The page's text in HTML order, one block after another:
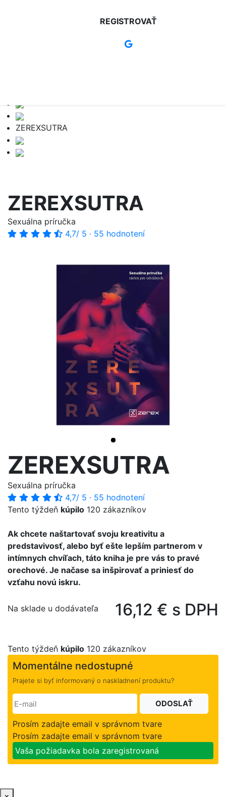
REGISTROVAŤ
ZEREXSUTRA
ZEREXSUTRA
Sexuálna príručka
4,7/ 5 · 55 hodnotení
ZEREXSUTRA
Sexuálna príručka
4,7/ 5 · 55 hodnotení
Tento týždeň kúpilo 120 zákazníkov
Ak chcete naštartovať svoju kreativitu a
predstavivosť, alebo byť ešte lepším partnerom v
intímnych chvíľach, táto kniha je pre vás to pravé
orechové. Je načase sa inšpirovať a priniesť do
vzťahu novú iskru.
Na sklade u dodávateľa 16,12 € s DPH
Tento týždeň kúpilo 120 zákazníkov
Momentálne nedostupné
Prajete si byť informovaný o naskladnení produktu?
ODOSLAŤ
Prosím zadajte email v správnom tvare
Prosím zadajte email v správnom tvare
Vaša požiadavka bola zaregistrovaná